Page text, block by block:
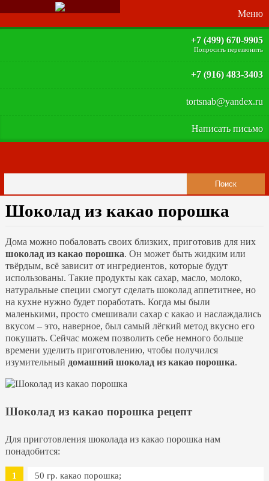
+7 (499) 670-9905
Попросить перезвонить
+7 (916) 483-3403
tortsnab@yandex.ru
Написать письмо
Шоколад из какао порошка
Дома можно побаловать своих близких, приготовив для них
шоколад из какао порошка. Он может быть жидким или
твёрдым, всё зависит от ингредиентов, которые будут
использованы. Такие продукты как сахар, масло, молоко,
натуральные специи смогут сделать шоколад аппетитнее, но
на кухне нужно будет поработать. Когда мы были
маленькими, просто смешивали сахар с какао и наслаждались
вкусом – это, наверное, был самый лёгкий метод вкусно его
покушать. Сейчас можем позволить себе немного больше
времени уделить приготовлению, чтобы получился
изумительный домашний шоколад из какао порошка.
Шоколад из какао порошка рецепт
Для приготовления шоколада из какао порошка нам
понадобится:
50 гр. какао порошка;